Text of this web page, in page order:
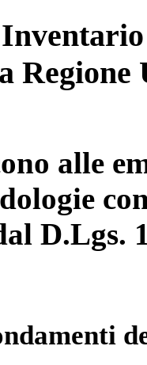
alle
D.Lgs.